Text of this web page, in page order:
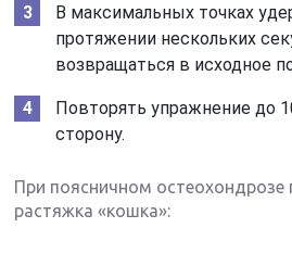
В максимальных точках
протяжении нескольких
возвращаться в исходное
Повторять упражнение до
сторону.
При поясничном остеохондрозе
растяжка «кошка»: